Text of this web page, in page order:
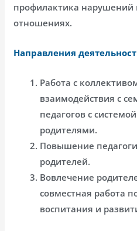
профилактика нарушений
отношениях.
Направления
Работа с
взаимодействия с
педагогов с
родителями.
Повышение
родителей.
Вовлечение
совместная работа
воспитания и